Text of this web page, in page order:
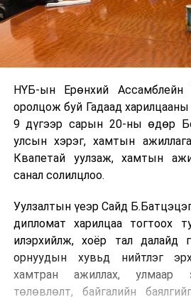
НҮБ-ын Ерөнхий Ассамблейн
оролцож буй Гадаад
9 дүгээр сарын 20-ны өдөр
улсын хэрэг, хамтын
Квапетай уулзаж, хамтын
санал солилцлоо.
Уулзалтын үеэр Сайд
дипломат харилцаа тогтоох
илэрхийлж, хоёр тал далайд
орнуудын хувьд нийтлэг
хамтран ажиллах, улмаар
төлөвлөлт, байгалийн